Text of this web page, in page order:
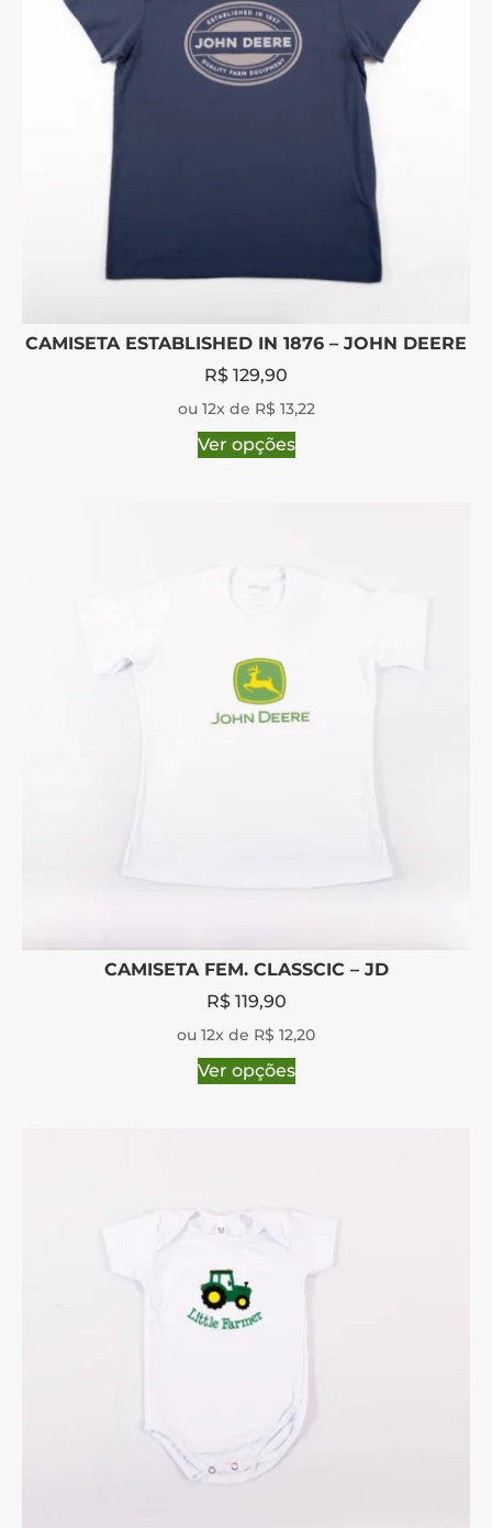
CAMISETA ESTABLISHED IN 1876 – JOHN DEERE
R$ 129,90
ou 12x de R$ 13,22
Ver opções
CAMISETA FEM. CLASSCIC – JD
R$119,90
ou 12x de R$ 12,20
Ver opções